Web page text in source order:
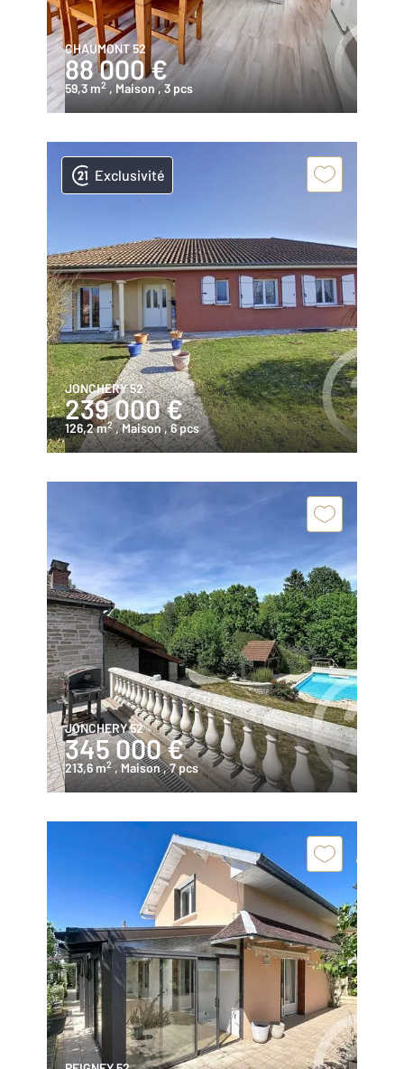
CHAUMONT 52
88 000 €
59,3 m2 , Maison , 3 pcs
Exclusivité
JONCHERY 52
239 000 €
126,2 m2 , Maison, 6 pcs
JONCHERY 52
345 000 €
213,6 m2 , Maison, 7 pcs